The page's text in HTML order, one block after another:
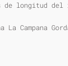
longitud del
Campana